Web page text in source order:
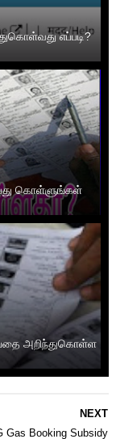
எப்படி?
கொள்ளுங்கள்
அறிந்துகொள்ள
NEXT
Gas Booking Subsidy